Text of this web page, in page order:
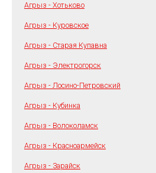
Агрыз - Хотьково
Агрыз - Куровское
Агрыз - Старая Купавна
Агрыз - Электрогорск
Агрыз - Лосино-Петровский
Агрыз - Кубинка
Агрыз - Волоколамск
Агрыз - Красноармейск
Агрыз - Зарайск